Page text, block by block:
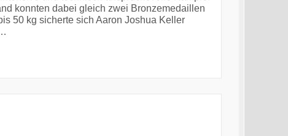
konnten dabei gleich zwei Bronzemedaillen
50 kg sicherte sich Aaron Joshua Keller